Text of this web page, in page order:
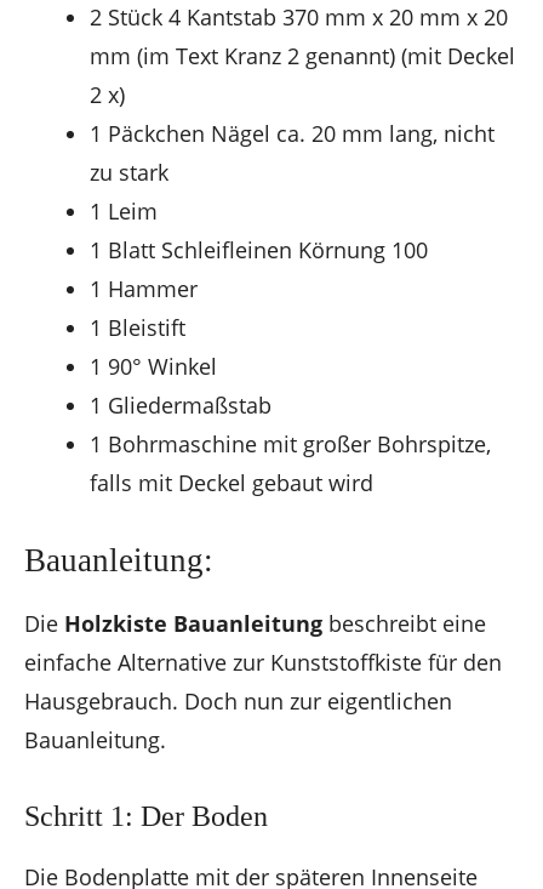
2 Stück 4 Kantstab 370 mm x 20 mm x 20
mm (im Text Kranz 2 genannt) (mit Deckel
2 x)
1 Päckchen Nägel ca. 20 mm lang, nicht
zu stark
1 Leim
1 Blatt Schleifleinen Körnung 100
1 Hammer
1 Bleistift
1 90° Winkel
1 Gliedermaßstab
1 Bohrmaschine mit großer Bohrspitze,
falls mit Deckel gebaut wird
Bauanleitung:
Die Holzkiste Bauanleitung beschreibt eine
einfache Alternative zur Kunststoffkiste für den
Hausgebrauch. Doch nun zur eigentlichen
Bauanleitung.
Schritt 1: Der Boden
Die Bodenplatte mit der späteren Innenseite